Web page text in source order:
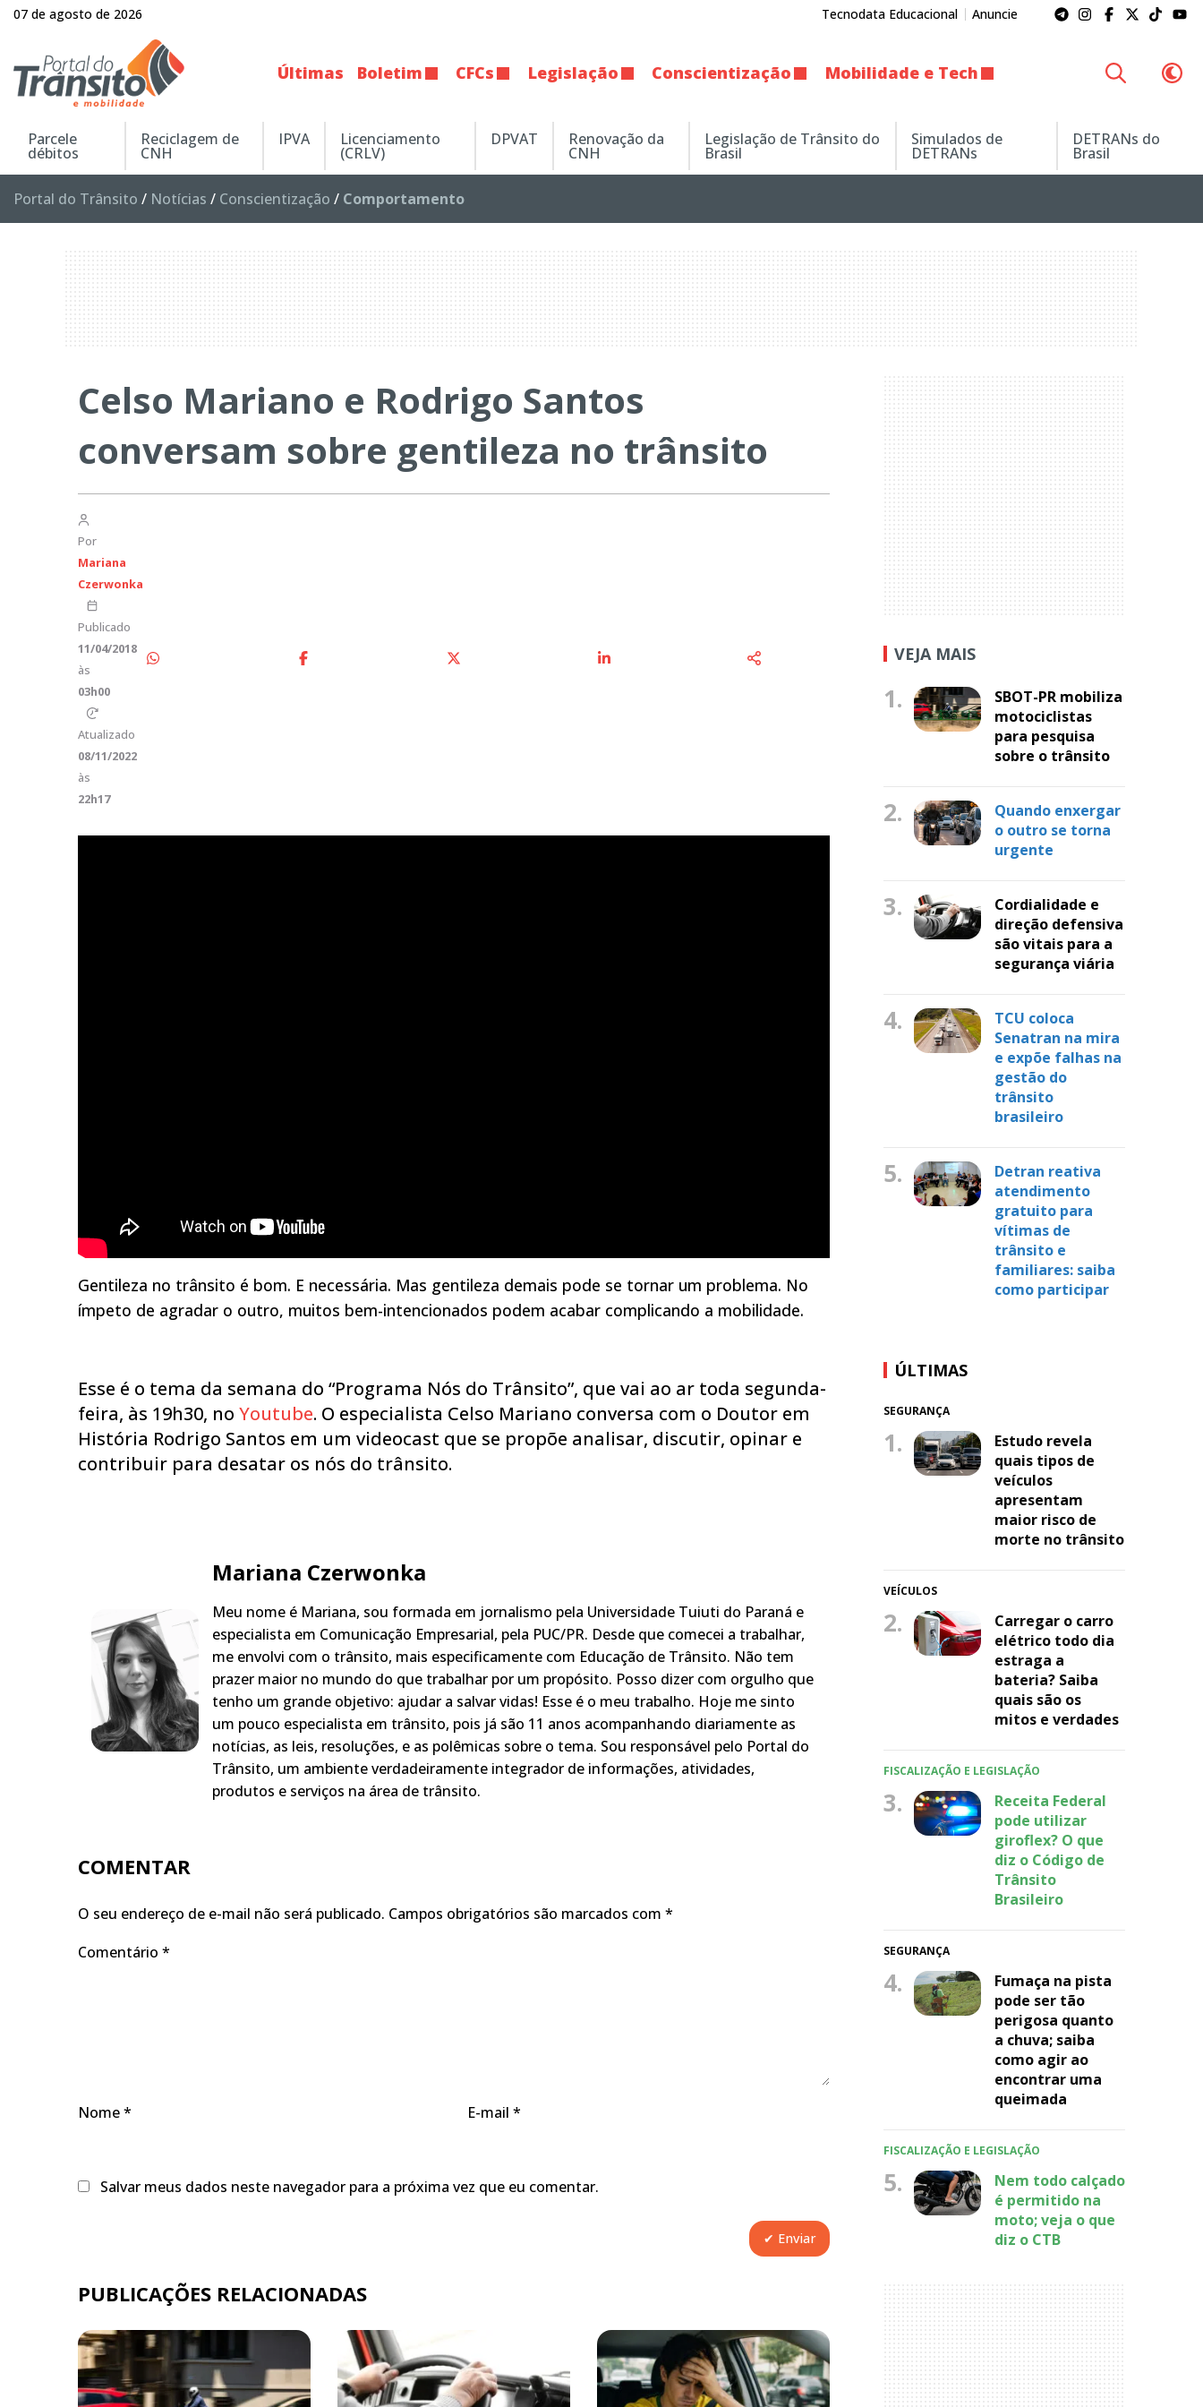
07 de agosto de 2026 Tecnodata Educacional Anuncie
Últimas Boletim CFCs Legislação Conscientização Mobilidade e Tech
Parcele
débitos
Reciclagem de
CNH
IPVA Licenciamento
(CRLV)
DPVAT Renovação da
CNH
Legislação de Trânsito do
Brasil
Simulados de
DETRANs
DETRANs do
Brasil
Portal do Trânsito / Notícias / Conscientização / Comportamento
Celso Mariano e Rodrigo Santos
conversam sobre gentileza no trânsito
Por
Mariana
Czerwonka
Publicado
11/04/2018
às
03h00
Atualizado
08/11/2022
às
22h17
Gentileza no trânsito é bom. E necessária. Mas gentileza demais pode se tornar um problema. No
ímpeto de agradar o outro, muitos bem-intencionados podem acabar complicando a mobilidade.
Esse é o tema da semana do “Programa Nós do Trânsito”, que vai ao ar toda segunda-
feira, às 19h30, no Youtube. O especialista Celso Mariano conversa com o Doutor em
História Rodrigo Santos em um videocast que se propõe analisar, discutir, opinar e
contribuir para desatar os nós do trânsito.
Mariana Czerwonka
Meu nome é Mariana, sou formada em jornalismo pela Universidade Tuiuti do Paraná e
especialista em Comunicação Empresarial, pela PUC/PR. Desde que comecei a trabalhar,
me envolvi com o trânsito, mais especificamente com Educação de Trânsito. Não tem
prazer maior no mundo do que trabalhar por um propósito. Posso dizer com orgulho que
tenho um grande objetivo: ajudar a salvar vidas! Esse é o meu trabalho. Hoje me sinto
um pouco especialista em trânsito, pois já são 11 anos acompanhando diariamente as
notícias, as leis, resoluções, e as polêmicas sobre o tema. Sou responsável pelo Portal do
Trânsito, um ambiente verdadeiramente integrador de informações, atividades,
produtos e serviços na área de trânsito.
COMENTAR
O seu endereço de e-mail não será publicado. Campos obrigatórios são marcados com *
Comentário *
Nome* E-mail *
Salvar meus dados neste navegador para a próxima vez que eu comentar.
PUBLICAÇÕES RELACIONADAS
VEJA MAIS
1.
SBOT-PR mobiliza
motociclistas
para pesquisa
sobre o trânsito
2.
Quando enxergar
o outro se torna
urgente
3.
Cordialidade e
direção defensiva
são vitais para a
segurança viária
4.
TCU coloca
Senatran na mira
e expõe falhas na
gestão do
trânsito
brasileiro
5.
Detran reativa
atendimento
gratuito para
vítimas de
trânsito e
familiares: saiba
como participar
ÚLTIMAS
SEGURANÇA
1.
Estudo revela
quais tipos de
veículos
apresentam
maior risco de
morte no trânsito
VEÍCULOS
2.
Carregar o carro
elétrico todo dia
estraga a
bateria? Saiba
quais são os
mitos e verdades
FISCALIZAÇÃO E LEGISLAÇÃO
3.
Receita Federal
pode utilizar
giroflex? O que
diz o Código de
Trânsito
Brasileiro
SEGURANÇA
4.
Fumaça na pista
pode ser tão
perigosa quanto
a chuva; saiba
como agir ao
encontrar uma
queimada
FISCALIZAÇÃO E LEGISLAÇÃO
5.
Nem todo calçado
é permitido na
moto; veja o que
diz o CTB